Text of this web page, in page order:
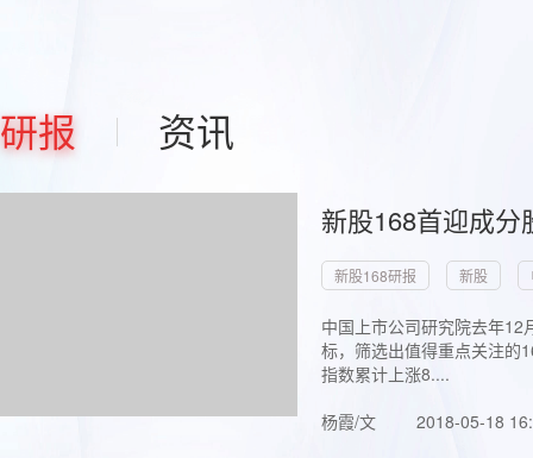
研报 资讯
新股168首迎成
新股168研报 新股
中国上市公司研究院去年
标，筛选出值得重点关注的
指数累计上涨8....
杨霞/文
2018-05-18